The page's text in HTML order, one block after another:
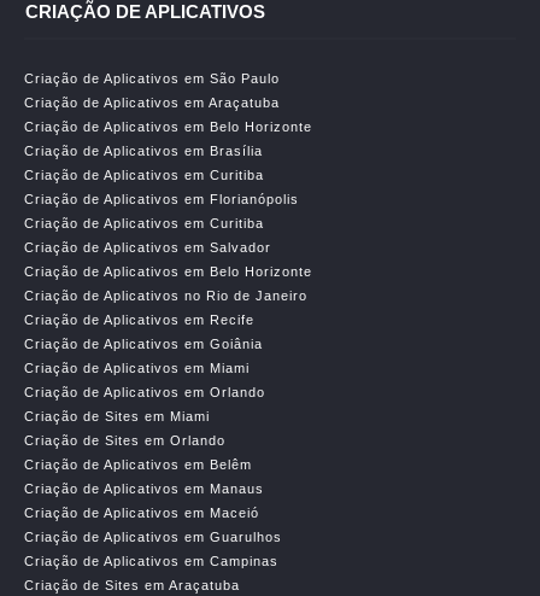
CRIAÇÃO DE APLICATIVOS
Criação de Aplicativos em São Paulo
Criação de Aplicativos em Araçatuba
Criação de Aplicativos em Belo Horizonte
Criação de Aplicativos em Brasília
Criação de Aplicativos em Curitiba
Criação de Aplicativos em Florianópolis
Criação de Aplicativos em Curitiba
Criação de Aplicativos em Salvador
Criação de Aplicativos em Belo Horizonte
Criação de Aplicativos no Rio de Janeiro
Criação de Aplicativos em Recife
Criação de Aplicativos em Goiânia
Criação de Aplicativos em Miami
Criação de Aplicativos em Orlando
Criação de Sites em Miami
Criação de Sites em Orlando
Criação de Aplicativos em Belêm
Criação de Aplicativos em Manaus
Criação de Aplicativos em Maceió
Criação de Aplicativos em Guarulhos
Criação de Aplicativos em Campinas
Criação de Sites em Araçatuba